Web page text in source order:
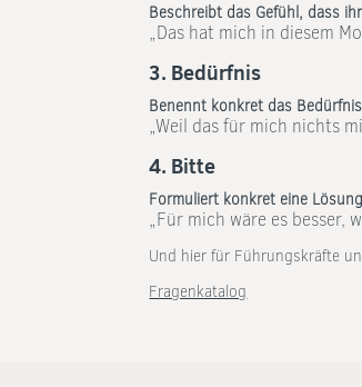
Beschreibt das Gefühl, dass
„Das hat mich in diesem
3. Bedürfnis
Benennt konkret das
„Weil das für mich nichts
4. Bitte
Formuliert konkret eine
„Für mich wäre es besser,
Und hier für Führungskräfte
Fragenkatalog